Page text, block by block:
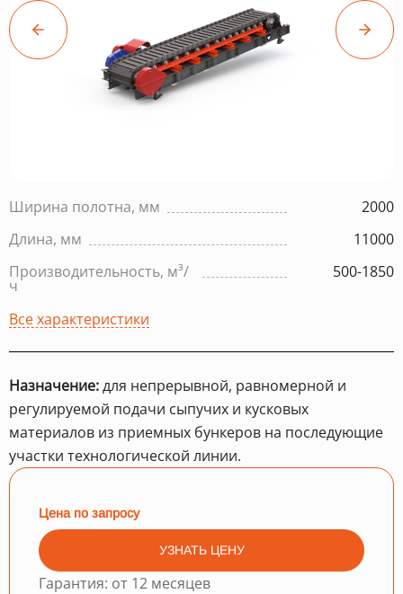
Ширина полотна, мм
2000
Длина, мм
11000
Производительность, м³/
ч
500-1850
Все характеристики
Назначение:для непрерывной, равномерной и
регулируемой подачи сыпучих и кусковых
материалов из приемных бункеров на последующие
участки технологической линии.
Цена по запросу
УЗНАТЬ ЦЕНУ
Гарантия: от 12 месяцев